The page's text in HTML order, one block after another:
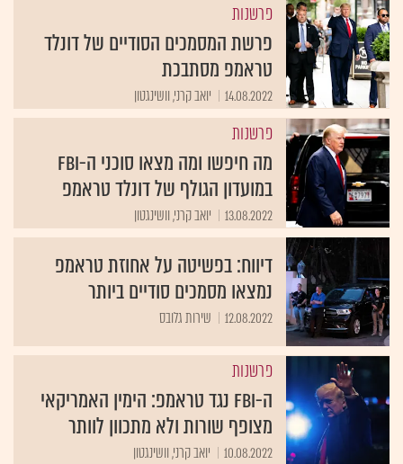
פרשנות
פרשת המסמכים הסודיים של דונלד
טראמפ מסתבכת
14.08.2022 יואב קרני, וושינגטון
פרשנות
מה חיפשו ומה מצאו סוכני ה-FBI
במועדון הגולף של דונלד טראמפ
13.08.2022 יואב קרני, וושינגטון
דיווח: בפשיטה על אחוזת טראמפ
נמצאו מסמכים סודיים ביותר
12.08.2022 שירות גלובס
פרשנות
ה-FBI נגד טראמפ: הימין האמריקאי
מצופף שורות ולא מתכוון לוותר
10.08.2022 יואב קרני, וושינגטון